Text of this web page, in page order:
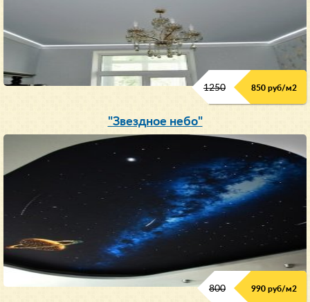
1250 850 руб/м2
"Звездное небо"
800 990 руб/м2